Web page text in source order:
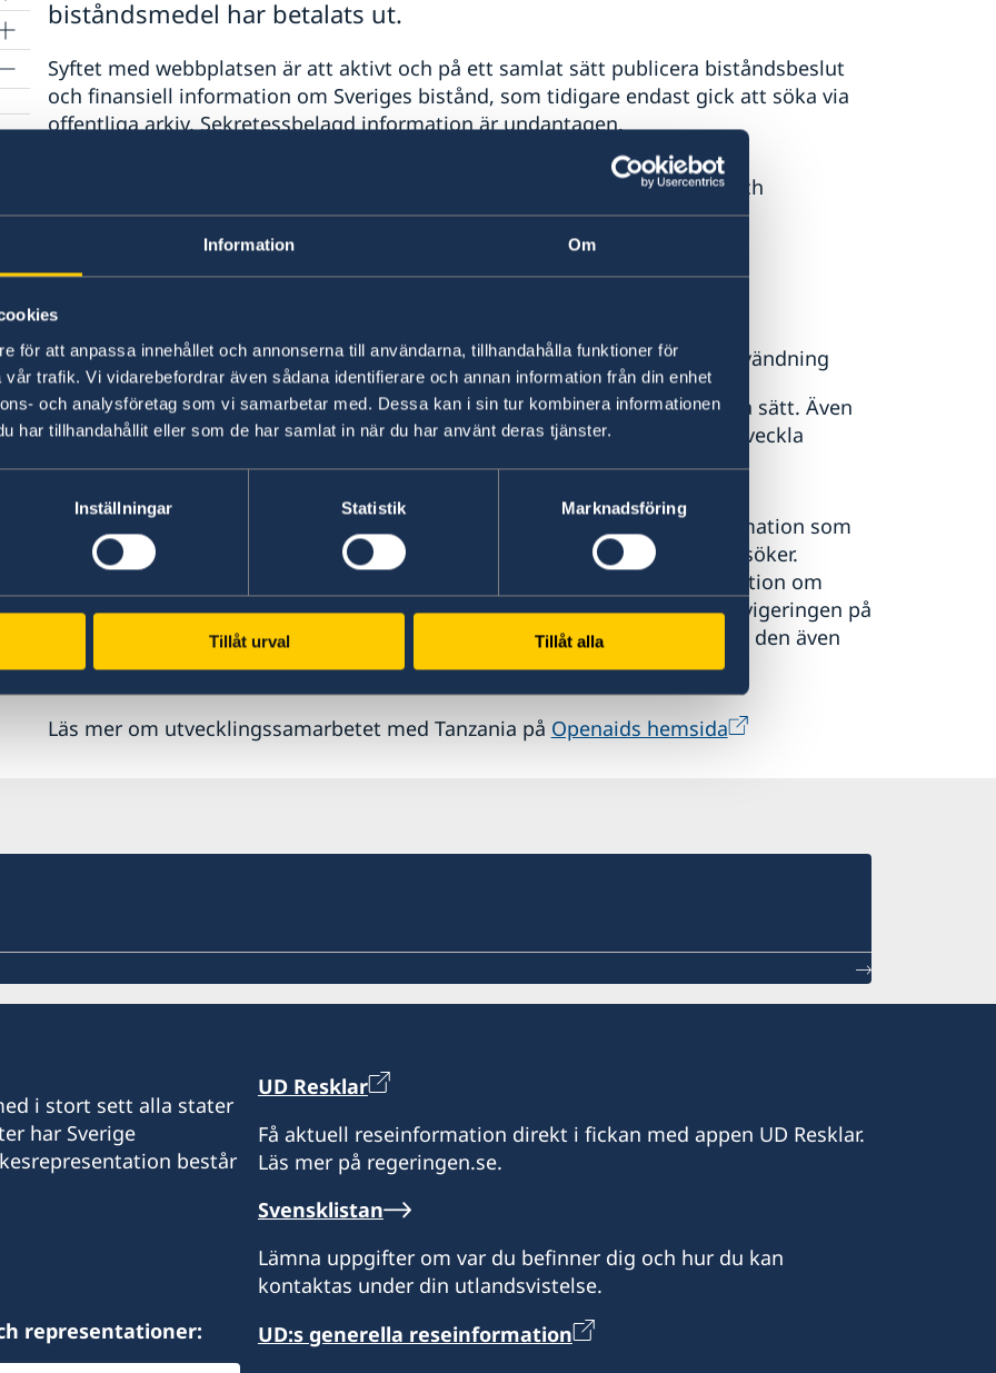
Information Om
för att anpassa innehållet och annonserna till användarna, tillhandahålla funktioner för
trafik. Vi vidarebefordrar även sådana identifierare och annan information från din enhet
och analysföretag som vi samarbetar med. Dessa kan i sin tur kombinera informationen
har tillhandahållit eller som de har samlat in när du har använt deras tjänster.
Inställningar Statistik Marknadsföring
Tillåt urval Tillåt alla
biståndsmedel har betalats ut.
Syftet med webbplatsen är att aktivt och på ett samlat sätt publicera biståndsbeslut
och finansiell information om Sveriges bistånd, som tidigare endast gick att söka via
offentliga arkiv. Sekretessbelagd information är undantagen.
Mer tillgänglig biståndsinformation förväntas bidra till ökad effektivitet och
förutsägbarhet i biståndet genom att:
begränsa utrymmet för korruption, duplicering och felaktig resursanvändning
Sverige är ett av de första länder som börjat presentera biståndet på detta sätt. Även
Norge, Estland, Storbritannien och USA arbetar för närvarande med att utveckla
liknande satsningar.
Redovisningen av biståndet har med åren blivit mer detaljerad. Den information som
redovisas på webbplatsen är därför mer detaljerad ju närmare nutid man söker.
Webbplatsen visar ursprungliga data. Det innebär till exempel att information om
insatser och biståndsbeslut kan finnas på både svenska och engelska. Navigeringen på
webbplatsen är inledningsvis på svenska, men framöver är ambitionen att den även
ska finnas på engelska.
Läs mer om utvecklingssamarbetet med Tanzania på Openaids hemsida
i stort sett alla stater
har Sverige
består
representationer:
UD Resklar
Få aktuell reseinformation direkt i fickan med appen UD Resklar.
Läs mer på regeringen.se.
Svensklistan
Lämna uppgifter om var du befinner dig och hur du kan
kontaktas under din utlandsvistelse.
UD:s generella reseinformation